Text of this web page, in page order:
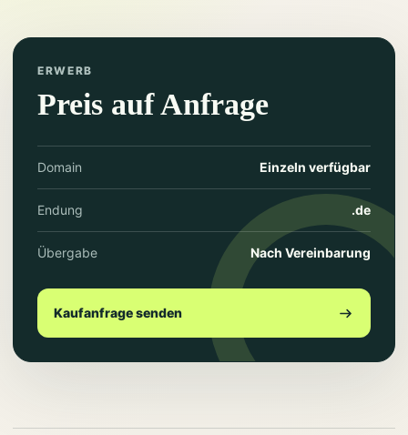
ERWERB
Preis auf Anfrage
Domain Einzeln verfügbar
Endung .de
Übergabe Nach Vereinbarung
Kaufanfrage senden